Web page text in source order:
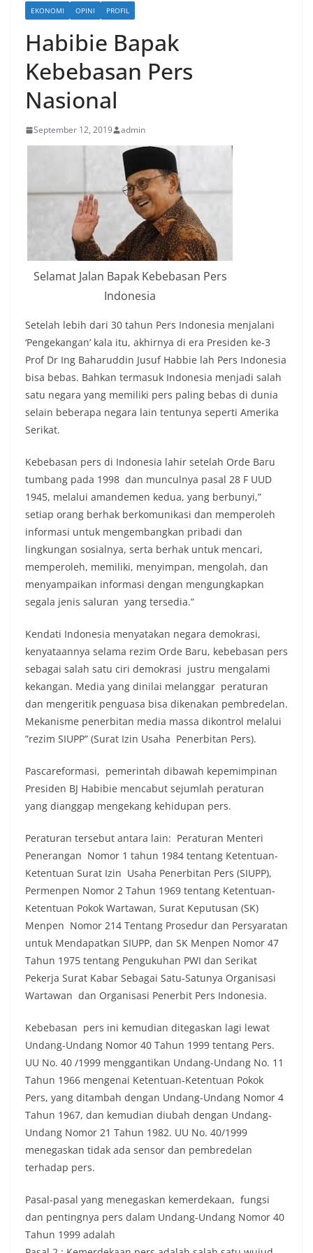
EKONOMI OPINI PROFIL
Habibie Bapak
Kebebasan Pers
Nasional
September 12, 2019 admin
Selamat Jalan Bapak Kebebasan Pers
Indonesia
Setelah lebih dari 30 tahun Pers Indonesia menjalani
‘Pengekangan’ kala itu, akhirnya di era Presiden ke-3
Prof Dr Ing Baharuddin Jusuf Habbie lah Pers Indonesia
bisa bebas. Bahkan termasuk Indonesia menjadi salah
satu negara yang memiliki pers paling bebas di dunia
selain beberapa negara lain tentunya seperti Amerika
Serikat.
Kebebasan pers di Indonesia lahir setelah Orde Baru
tumbang pada 1998 dan munculnya pasal 28 F UUD
1945, melalui amandemen kedua, yang berbunyi,”
setiap orang berhak berkomunikasi dan memperoleh
informasi untuk mengembangkan pribadi dan
lingkungan sosialnya, serta berhak untuk mencari,
memperoleh, memiliki, menyimpan, mengolah, dan
menyampaikan informasi dengan mengungkapkan
segala jenis saluran yang tersedia.”
Kendati Indonesia menyatakan negara demokrasi,
kenyataannya selama rezim Orde Baru, kebebasan pers
sebagai salah satu ciri demokrasi justru mengalami
kekangan. Media yang dinilai melanggar peraturan
dan mengeritik penguasa bisa dikenakan pembredelan.
Mekanisme penerbitan media massa dikontrol melalui
”rezim SIUPP” (Surat Izin Usaha Penerbitan Pers).
Pascareformasi, pemerintah dibawah kepemimpinan
Presiden BJ Habibie mencabut sejumlah peraturan
yang dianggap mengekang kehidupan pers.
Peraturan tersebut antara lain: Peraturan Menteri
Penerangan Nomor 1 tahun 1984 tentang Ketentuan-
Ketentuan Surat Izin Usaha Penerbitan Pers (SIUPP),
Permenpen Nomor 2 Tahun 1969 tentang Ketentuan-
Ketentuan Pokok Wartawan, Surat Keputusan (SK)
Menpen Nomor 214 Tentang Prosedur dan Persyaratan
untuk Mendapatkan SIUPP, dan SK Menpen Nomor 47
Tahun 1975 tentang Pengukuhan PWI dan Serikat
Pekerja Surat Kabar Sebagai Satu-Satunya Organisasi
Wartawan dan Organisasi Penerbit Pers Indonesia.
Kebebasan pers ini kemudian ditegaskan lagi lewat
Undang-Undang Nomor 40 Tahun 1999 tentang Pers.
UU No. 40 /1999 menggantikan Undang-Undang No. 11
Tahun 1966 mengenai Ketentuan-Ketentuan Pokok
Pers, yang ditambah dengan Undang-Undang Nomor 4
Tahun 1967, dan kemudian diubah dengan Undang-
Undang Nomor 21 Tahun 1982. UU No. 40/1999
menegaskan tidak ada sensor dan pembredelan
terhadap pers.
Pasal-pasal yang menegaskan kemerdekaan, fungsi
dan pentingnya pers dalam Undang-Undang Nomor 40
Tahun 1999 adalah